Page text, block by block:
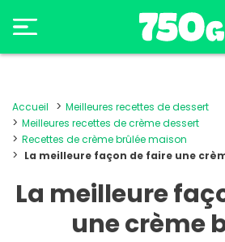
Accueil
Meilleures recettes de dessert
Meilleures recettes de crème dessert
Recettes de crème brûlée maison
La meilleure façon de faire une
La meilleure
une crème